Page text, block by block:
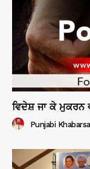
ਵਿਦੇਸ਼ ਜਾ ਕੇ ਮੁਕਰਨ
Punjabi